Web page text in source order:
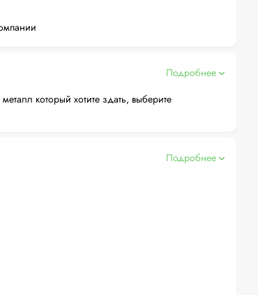
Подробнее
который хотите здать, выберите
Подробнее